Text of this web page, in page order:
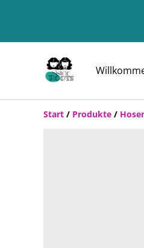
Start / Produkte /